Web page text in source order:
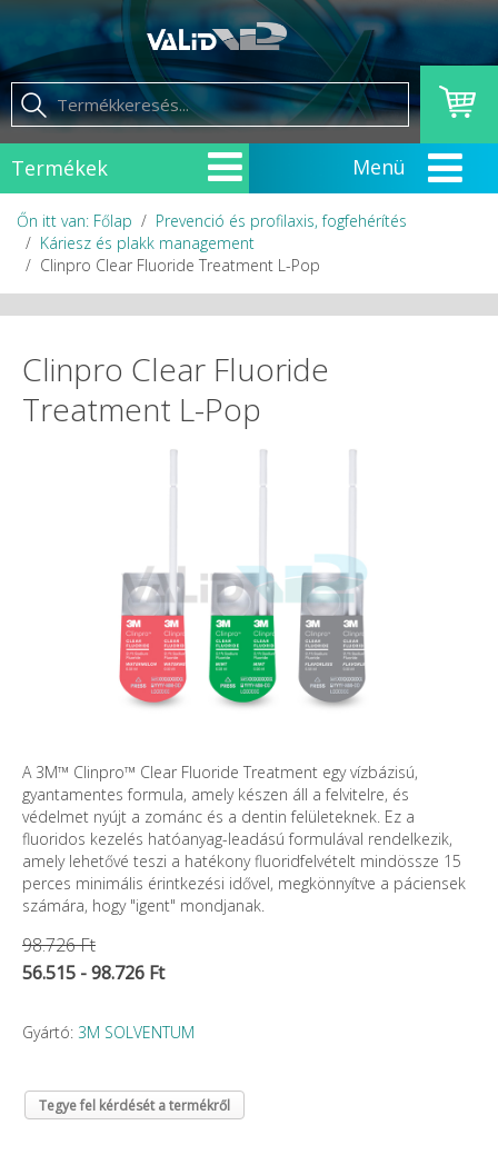
Termékek
Őn itt van: Főlap
Prevenció és profilaxis, fogfehérítés
Káriesz és plakk management
Clinpro Clear Fluoride Treatment L-Pop
Clinpro Clear Fluoride
Treatment L-Pop
A 3M™ Clinpro™ Clear Fluoride Treatment egy vízbázisú,
gyantamentes formula, amely készen áll a felvitelre, és
védelmet nyújt a zománc és a dentin felületeknek. Ez a
fluoridos kezelés hatóanyag-leadású formulával rendelkezik,
amely lehetővé teszi a hatékony fluoridfelvételt mindössze 15
perces minimális érintkezési idővel, megkönnyítve a páciensek
számára, hogy "igent" mondjanak.
98.726 Ft
56.515 - 98.726 Ft
Gyártó: 3M SOLVENTUM
Tegye fel kérdését a termékről